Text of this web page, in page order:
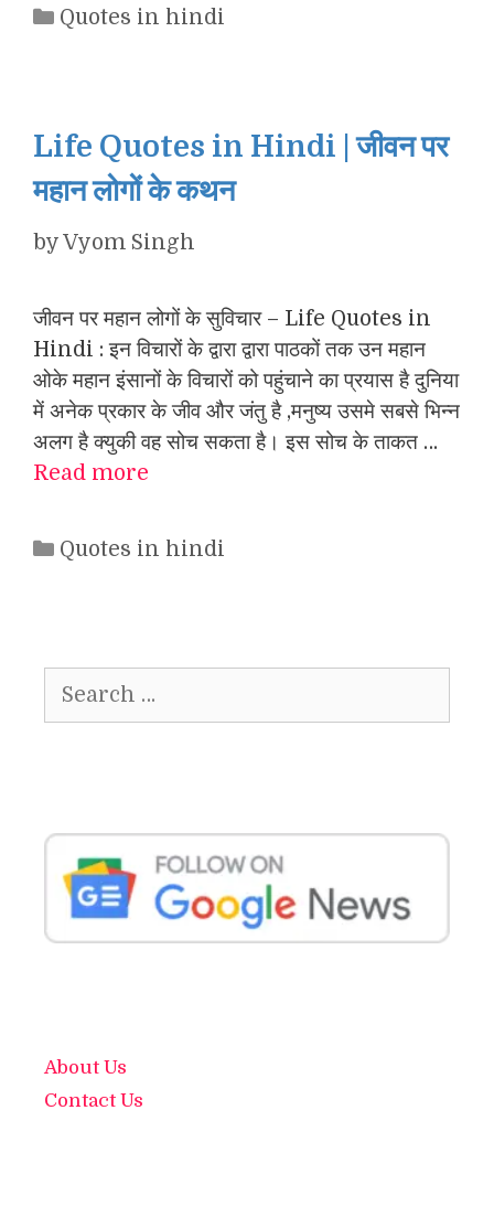
Categories
Quotes in hindi
Life Quotes in Hindi | जीवन पर
महान लोगों के कथन
byVyom Singh
जीवन पर महान लोगों के सुविचार – Life Quotes in
Hindi : इन विचारों के द्वारा द्वारा पाठकों तक उन महान
ओके महान इंसानों के विचारों को पहुंचाने का प्रयास है दुनिया
में अनेक प्रकार के जीव और जंतु है ,मनुष्य उसमे सबसे भिन्न
अलग है क्युकी वह सोच सकता है। इस सोच के ताकत …
Read more
Categories
Quotes in hindi
for:
About Us
Contact Us